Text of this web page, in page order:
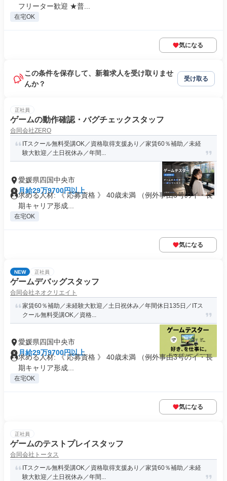
フリーター歓迎 ★普...
在宅OK
気になる
この条件を保存して、新着求人を受け取りませ
んか？
受け取る
正社員
ゲームの動作確認・バグチェックスタッフ
合同会社ZERO
ITスクール無料受講OK／資格取得支援あり／家賃60％補助／未経
験大歓迎／土日祝休み／年間...
愛媛県四国中央市
月給29万9700円以上
求める人材: 《 応募資格 》 40歳未満 （例外事由3号のイ・長
期キャリア形成...
在宅OK
気になる
NEW 正社員
ゲームデバッグスタッフ
合同会社ネオクリエイト
家賃60％補助／未経験大歓迎／土日祝休み／年間休日135日／ITス
クール無料受講OK／資格...
愛媛県四国中央市
月給29万9700円以上
求める人材: 《 応募資格 》 40歳未満 （例外事由3号のイ・長
期キャリア形成...
在宅OK
気になる
正社員
ゲームのテストプレイスタッフ
合同会社トータス
ITスクール無料受講OK／資格取得支援あり／家賃60％補助／未経
験大歓迎／土日祝休み／年間...